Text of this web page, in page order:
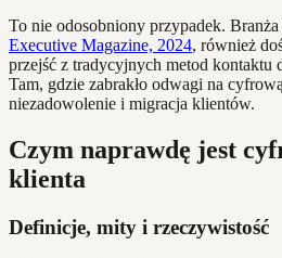
To nie odosobniony przypadek.
Executive Magazine, 2024, również
przejść z tradycyjnych metod kontaktu
Tam, gdzie zabrakło odwagi na
niezadowolenie i migracja klientów.
Czym naprawdę jest
klienta
Definicje, mity i rzeczywistość